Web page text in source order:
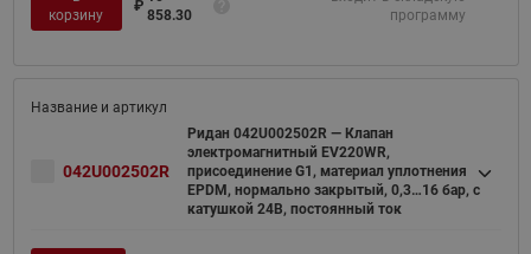
корзину
₽
858.30
программу
042U002502R
Ридан 042U002502R — Клапан
электромагнитный EV220WR,
присоединение G1, материал уплотнения
EPDM, нормально закрытый, 0,3…16 бар, с
катушкой 24В, постоянный ток